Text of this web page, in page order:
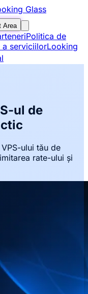
Glass
Area
Politica de
a serviciilorLooking
ul de
ului tău de
rate-ului și